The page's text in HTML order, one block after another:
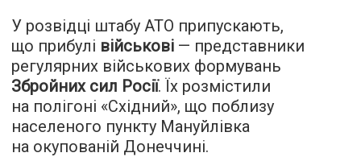
У розвідці штабу АТО припускають,
що прибулі військові — представники
регулярних військових формувань
Збройних сил Росії. Їх розмістили
на полігоні «Східний», що поблизу
населеного пункту Мануйлівка
на окупованій Донеччині.